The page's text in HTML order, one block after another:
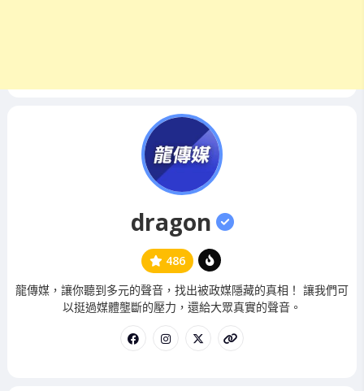
dragon
486
管
理
龍傳媒，讓你聽到多元的聲音，找出被政媒隱藏的真相！ 讓我們可
以挺過媒體壟斷的壓力，還給大眾真實的聲音。